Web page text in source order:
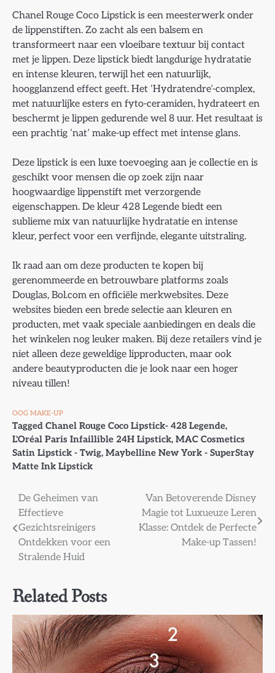
Chanel Rouge Coco Lipstick is een meesterwerk onder
de lippenstiften. Zo zacht als een balsem en
transformeert naar een vloeibare textuur bij contact
met je lippen. Deze lipstick biedt langdurige hydratatie
en intense kleuren, terwijl het een natuurlijk,
hoogglanzend effect geeft. Het ‘Hydratendre’-complex,
met natuurlijke esters en fyto-ceramiden, hydrateert en
beschermt je lippen gedurende wel 8 uur. Het resultaat is
een prachtig ‘nat’ make-up effect met intense glans.
Deze lipstick is een luxe toevoeging aan je collectie en is
geschikt voor mensen die op zoek zijn naar
hoogwaardige lippenstift met verzorgende
eigenschappen. De kleur 428 Legende biedt een
sublieme mix van natuurlijke hydratatie en intense
kleur, perfect voor een verfijnde, elegante uitstraling.
Ik raad aan om deze producten te kopen bij
gerenommeerde en betrouwbare platforms zoals
Douglas, Bol.com en officiële merkwebsites. Deze
websites bieden een brede selectie aan kleuren en
producten, met vaak speciale aanbiedingen en deals die
het winkelen nog leuker maken. Bij deze retailers vind je
niet alleen deze geweldige lipproducten, maar ook
andere beautyproducten die je look naar een hoger
niveau tillen!
OOG MAKE-UP
Tagged Chanel Rouge Coco Lipstick- 428 Legende,
L'Oréal Paris Infaillible 24H Lipstick, MAC Cosmetics
Satin Lipstick - Twig, Maybelline New York - SuperStay
Matte Ink Lipstick
Bericht
navigatie
De Geheimen van
Effectieve
Gezichtsreinigers
Ontdekken voor een
Stralende Huid
Van Betoverende Disney
Magie tot Luxueuze Leren
Klasse: Ontdek de Perfecte
Make-up Tassen!
Related Posts